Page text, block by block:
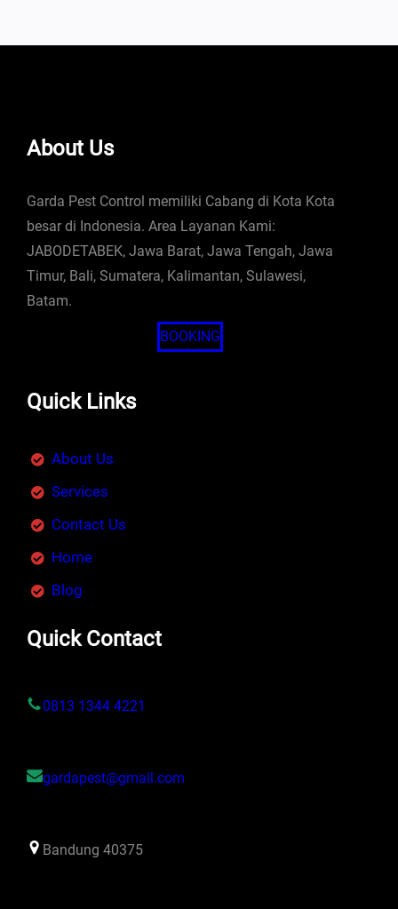
About Us
Garda Pest Control memiliki Cabang di Kota Kota
besar di Indonesia. Area Layanan Kami:
JABODETABEK, Jawa Barat, Jawa Tengah, Jawa
Timur, Bali, Sumatera, Kalimantan, Sulawesi,
Batam.
BOOKING
Quick Links
About Us
Services
Contact Us
Home
Blog
Quick Contact
0813 1344 4221
gardapest@gmail.com
Bandung 40375